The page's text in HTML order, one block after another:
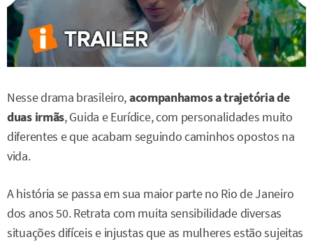
Nesse drama brasileiro,acompanhamos a trajetória de
duas irmãs, Guida e Eurídice, com personalidades muito
diferentes e que acabam seguindo caminhos opostos na
vida.
A história se passa em sua maior parte no Rio de Janeiro
dos anos 50. Retrata com muita sensibilidade diversas
situações difíceis e injustas que as mulheres estão sujeitas